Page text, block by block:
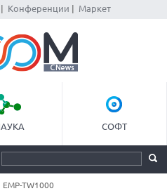
Конференции Маркет
СОФТ
EMP-TW1000